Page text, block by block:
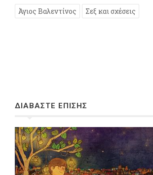
Άγιος Βαλεντίνος Σεξ και σχέσεις
ΔΙΑΒΑΣΤΕ ΕΠΙΣΗΣ